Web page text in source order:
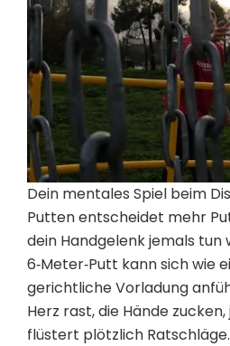
Dein mentales Spiel beim
Putten entscheidet mehr
dein Handgelenk jemals tun
6‑Meter‑Putt kann sich wie
gerichtliche Vorladung
Herz rast, die Hände
flüstert plötzlich